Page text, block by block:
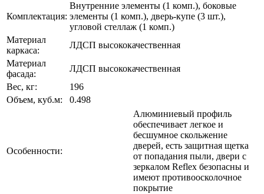
Комплектация:
Внутренние элементы (1 комп.), боковые
элементы (1 комп.), дверь-купе (3 шт.),
угловой стеллаж (1 комп.)
Материал
каркаса:
ЛДСП высококачественная
Материал
фасада:
ЛДСП высококачественная
Вес, кг:
196
Объем, куб.м:
0.498
Особенности:
Алюминиевый профиль
обеспечивает легкое и
бесшумное скольжение
дверей, есть защитная щетка
от попадания пыли, двери с
зеркалом Reflex безопасны и
имеют противоосколочное
покрытие